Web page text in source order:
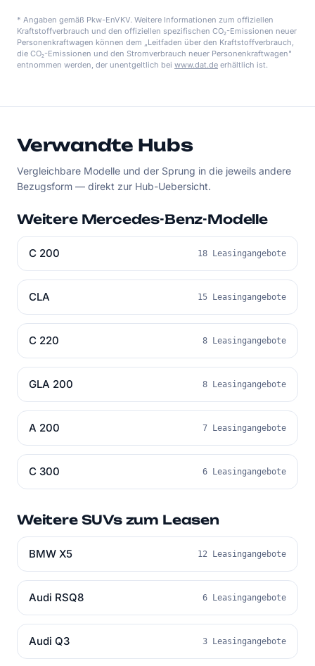
* Angaben gemäß Pkw-EnVKV. Weitere Informationen zum offiziellen
Kraftstoffverbrauch und den offiziellen spezifischen CO₂-Emissionen neuer
Personenkraftwagen können dem „Leitfaden über den Kraftstoffverbrauch,
die CO₂-Emissionen und den Stromverbrauch neuer Personenkraftwagen"
entnommen werden, der unentgeltlich bei www.dat.de erhältlich ist.
Verwandte Hubs
Vergleichbare Modelle und der Sprung in die jeweils andere
Bezugsform — direkt zur Hub-Uebersicht.
Weitere Mercedes-Benz-Modelle
C 200 18 Leasingangebote
CLA 15 Leasingangebote
C 220 8 Leasingangebote
GLA 200 8 Leasingangebote
A 200 7 Leasingangebote
C 300 6 Leasingangebote
Weitere SUVs zum Leasen
BMW X5 12 Leasingangebote
Audi RSQ8 6 Leasingangebote
Audi Q3 3 Leasingangebote